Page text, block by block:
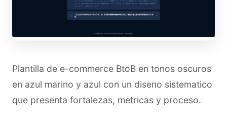
Plantilla de e-commerce BtoB en tonos oscuros
en azul marino y azul con un diseno sistematico
que presenta fortalezas, metricas y proceso.